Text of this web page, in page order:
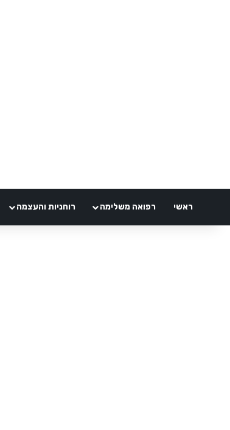
ראשי רפואה משלימה רוחניות והעצמה